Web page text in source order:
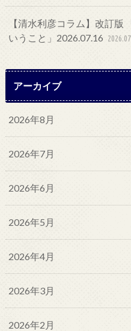
【清水利彦コラム】改訂版
いうこと」2026.07.16
アーカイブ
2026年8月
2026年7月
2026年6月
2026年5月
2026年4月
2026年3月
2026年2月